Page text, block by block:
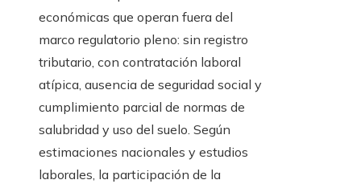
económicas que operan fuera del
marco regulatorio pleno: sin registro
tributario, con contratación laboral
atípica, ausencia de seguridad social y
cumplimiento parcial de normas de
salubridad y uso del suelo. Según
estimaciones nacionales y estudios
laborales, la participación de la